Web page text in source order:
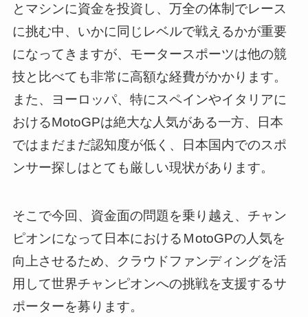
とマシンに資金を投資し、万全の体制でレース
に挑む中、いかに同じレベルで戦えるかが重要
になってきますが、モータースポーツは他の競
技と比べても非常に高額な経費がかかります。
また、ヨーロッパ、特にスペインやイタリアに
おけるMotoGPは絶大な人気がある一方、日本
ではまだまだ認知度が低く、日本国内でのスポ
ンサー探しはとても厳しい現状があります。
そこで今回、資金面の問題を乗り越え、チャン
ピオンになって日本におけるＭotoGPの人気を
向上させるため、クラウドファンディングを活
用して世界チャンピオンへの挑戦を支援するサ
ポーターを募ります。